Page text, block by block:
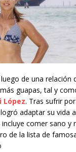
de una relación
guapas, tal y
López. Tras sufrir
adaptar su vida
comer sano y
de la lista de